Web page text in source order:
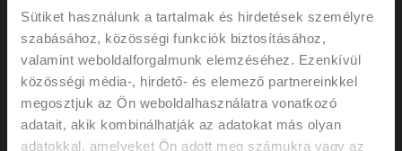
Sütiket használunk a tartalmak és hirdetések személyre
szabásához, közösségi funkciók biztosításához,
valamint weboldalforgalmunk elemzéséhez. Ezenkívül
közösségi média-, hirdető- és elemező partnereinkkel
megosztjuk az Ön weboldalhasználatra vonatkozó
adatait, akik kombinálhatják az adatokat más olyan
adatokkal, amelyeket Ön adott meg számukra vagy az
CQD230A
Forgó hajtómű (ZoneTight), 1 Nm, AC 100...240 V,
nyit/zár, 3 pontos, 15 s, IP40